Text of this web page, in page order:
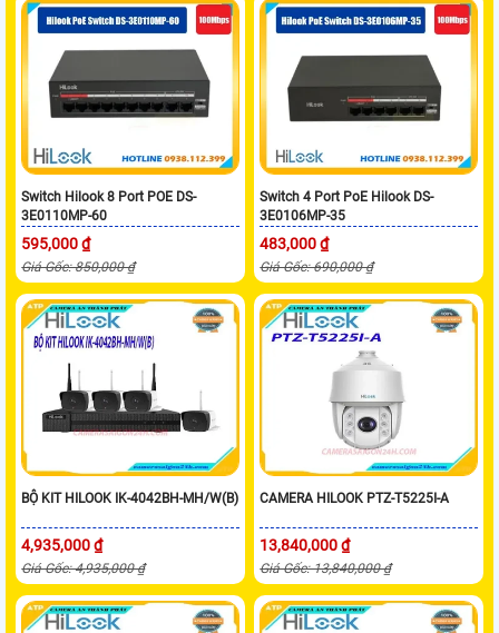
Switch Hilook 8 Port POE DS-
3E0110MP-60
595,000 ₫
Giá Gốc: 850,000 ₫
Switch 4 Port PoE Hilook DS-
3E0106MP-35
483,000 ₫
Giá Gốc: 690,000 ₫
BỘ KIT HILOOK IK-4042BH-MH/W(B)
4,935,000 ₫
Giá Gốc: 4,935,000 ₫
CAMERA HILOOK PTZ-T5225I-A
13,840,000 ₫
Giá Gốc: 13,840,000 ₫